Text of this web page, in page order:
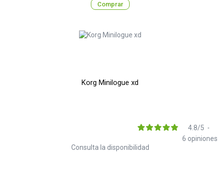
Comprar
Korg Minilogue xd
Consulta la disponibilidad
4.8/5 -
6 opiniones